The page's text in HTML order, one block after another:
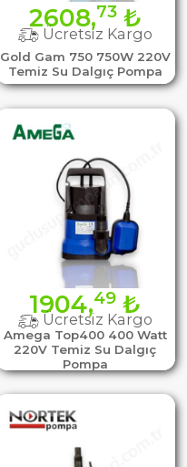
Gold Gam 750 750W 220V
Temiz Su Dalgıç Pompa
2608,73₺
Ücretsiz Kargo
Amega Top400 400 Watt
220V Temiz Su Dalgıç
Pompa
1904,49 ₺
Ücretsiz Kargo